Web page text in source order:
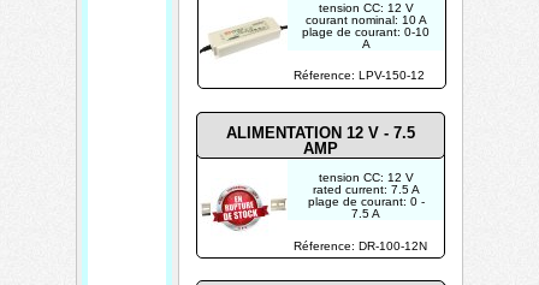
Réference: LPV-150-12
Réference: DR-100-12N
tension CC: 12 V
courant nominal: 10 A
plage de courant: 0-10
A
tension CC: 12 V
rated current: 7.5 A
plage de courant: 0 -
7.5 A
plage de réglage de
tension: 12 - 15 V
ALIMENTATION 12 V - 7.5
AMP